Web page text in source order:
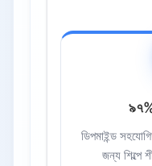
ডিপমাইন্ড
জন্য শিল্পে